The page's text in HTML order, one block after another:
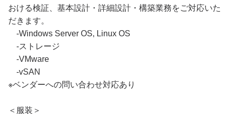
おける検証、基本設計・詳細設計・構築業務をご対応いた
だきます。
-Windows Server OS, Linux OS
-ストレージ
-VMware
-vSAN
※ベンダーへの問い合わせ対応あり
＜服装＞